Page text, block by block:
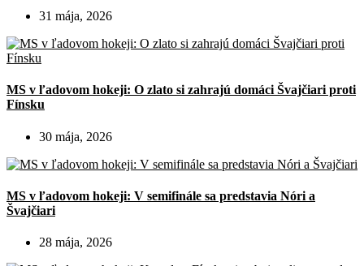
31 mája, 2026
MS v ľadovom hokeji: O zlato si zahrajú domáci Švajčiari proti
Fínsku
30 mája, 2026
MS v ľadovom hokeji: V semifinále sa predstavia Nóri a
Švajčiari
28 mája, 2026